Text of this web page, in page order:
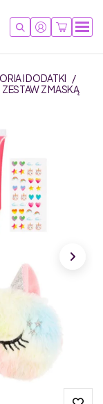
I DODATKI /
Z MASKĄ